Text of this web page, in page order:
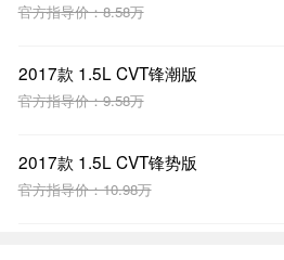
官方指导价：8.58万
2017款 1.5L CVT锋潮版
官方指导价：9.58万
2017款 1.5L CVT锋势版
官方指导价：10.98万